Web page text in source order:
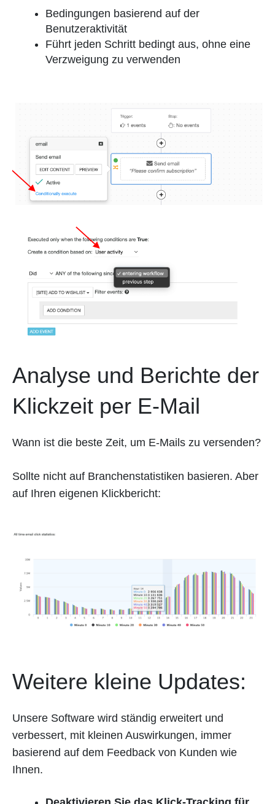
Bedingungen basierend auf der
Benutzeraktivität
Führt jeden Schritt bedingt aus, ohne eine
Verzweigung zu verwenden
Analyse und Berichte der
Klickzeit per E-Mail
Wann ist die beste Zeit, um E-Mails zu versenden?
Sollte nicht auf Branchenstatistiken basieren. Aber
auf Ihren eigenen Klickbericht:
Weitere kleine Updates:
Unsere Software wird ständig erweitert und
verbessert, mit kleinen Auswirkungen, immer
basierend auf dem Feedback von Kunden wie
Ihnen.